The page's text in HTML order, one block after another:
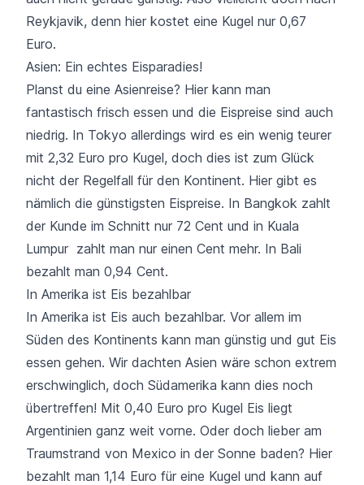
Reykjavik, denn hier kostet eine Kugel nur 0,67
Euro.
Asien: Ein echtes Eisparadies!
Planst du eine Asienreise? Hier kann man
fantastisch frisch essen und die Eispreise sind auch
niedrig. In Tokyo allerdings wird es ein wenig teurer
mit 2,32 Euro pro Kugel, doch dies ist zum Glück
nicht der Regelfall für den Kontinent. Hier gibt es
nämlich die günstigsten Eispreise. In Bangkok zahlt
der Kunde im Schnitt nur 72 Cent und in Kuala
Lumpur zahlt man nur einen Cent mehr. In Bali
bezahlt man 0,94 Cent.
In Amerika ist Eis bezahlbar
In Amerika ist Eis auch bezahlbar. Vor allem im
Süden des Kontinents kann man günstig und gut Eis
essen gehen. Wir dachten Asien wäre schon extrem
erschwinglich, doch Südamerika kann dies noch
übertreffen! Mit 0,40 Euro pro Kugel Eis liegt
Argentinien ganz weit vorne. Oder doch lieber am
Traumstrand von Mexico in der Sonne baden? Hier
bezahlt man 1,14 Euro für eine Kugel und kann auf